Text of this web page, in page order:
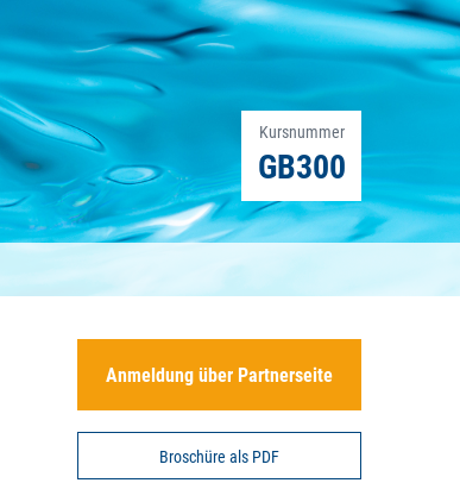
Kursnummer
GB300
Anmeldung über Partnerseite
Broschüre als PDF